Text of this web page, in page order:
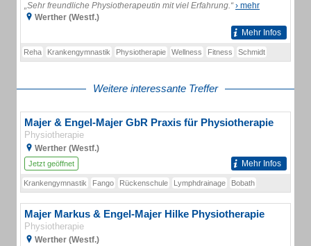
„Sehr freundliche Physiotherapeutin mit viel Erfahrung.“› mehr
Werther (Westf.)
Mehr Infos
Reha Krankengymnastik Physiotherapie Wellness Fitness Schmidt
Weitere interessante Treffer
Majer & Engel-Majer GbR Praxis für Physiotherapie
Physiotherapie
Werther (Westf.)
Jetzt geöffnet Mehr Infos
Krankengymnastik Fango Rückenschule Lymphdrainage Bobath
Majer Markus & Engel-Majer Hilke Physiotherapie
Physiotherapie
Werther (Westf.)